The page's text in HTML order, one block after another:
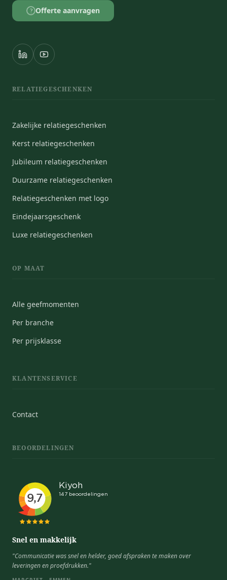
? Offerte aanvragen
RELATIEGESCHENKEN
Zakelijke relatiegeschenken
Kerst relatiegeschenken
Jubileum relatiegeschenken
Duurzame relatiegeschenken
Relatiegeschenken met logo
Eindejaarsgeschenk
Luxe relatiegeschenken
OP MAAT
Alle geefmomenten
Per branche
Per prijsklasse
KLANTENSERVICE
Contact
BEOORDELINGEN
Snel en makkelijk
"Communicatie was snel en helder, goed afspraken te maken over
leveringen en proefdrukken."